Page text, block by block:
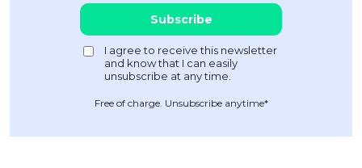
Free of charge. Unsubscribe anytime*